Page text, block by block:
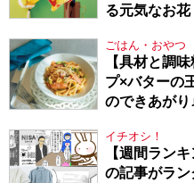
る元気なお
ごはん・おやつ
【具材と調
プ×バターの
のできあがり
イチオシ！
【週間ラン
の記事がラ